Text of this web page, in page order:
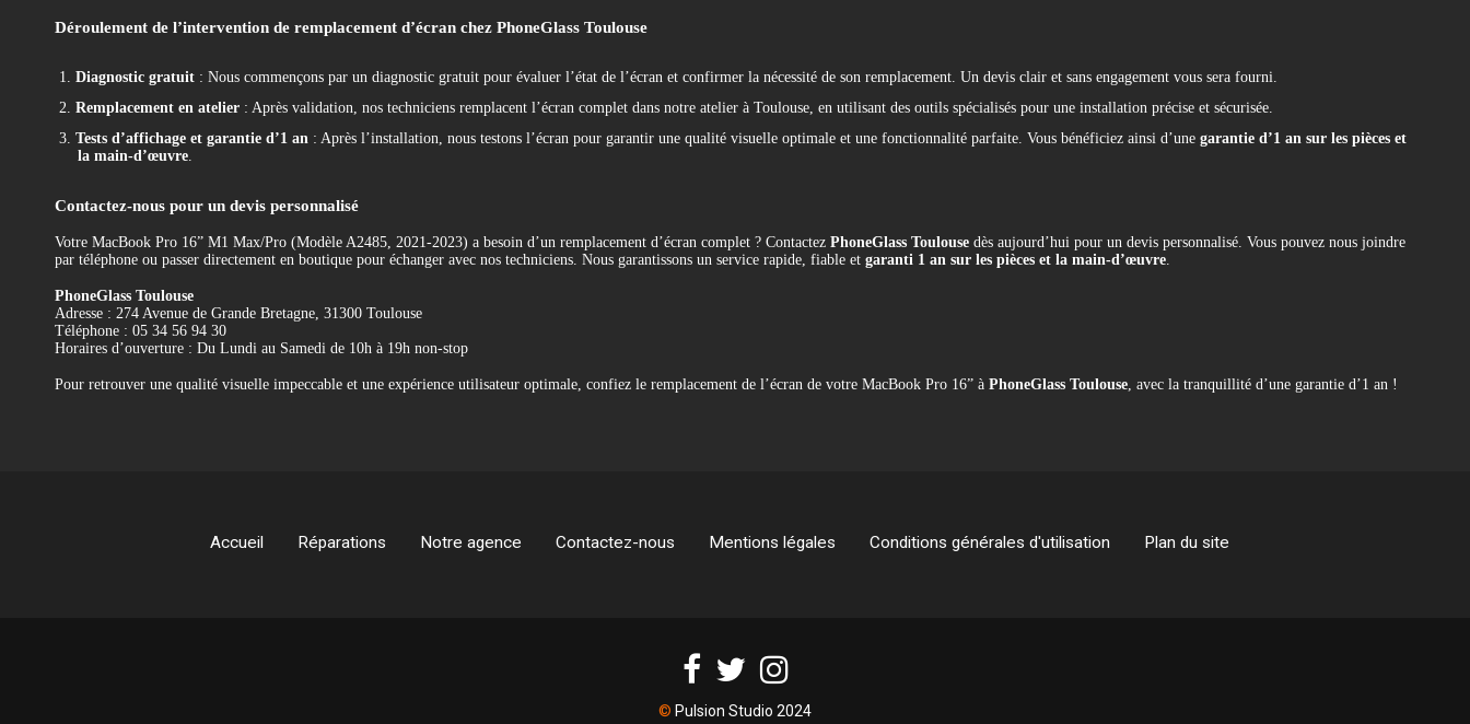
Déroulement de l’intervention de remplacement d’écran chez PhoneGlass Toulouse
1. Diagnostic gratuit : Nous commençons par un diagnostic gratuit pour évaluer l’état de l’écran et confirmer la nécessité de son remplacement. Un devis clair et sans engagement vous sera fourni.
2. Remplacement en atelier : Après validation, nos techniciens remplacent l’écran complet dans notre atelier à Toulouse, en utilisant des outils spécialisés pour une installation précise et sécurisée.
3. Tests d’affichage et garantie d’1 an : Après l’installation, nous testons l’écran pour garantir une qualité visuelle optimale et une fonctionnalité parfaite. Vous bénéficiez ainsi d’une garantie d’1 an sur les pièces et
la main-d’œuvre.
Contactez-nous pour un devis personnalisé
Votre MacBook Pro 16” M1 Max/Pro (Modèle A2485, 2021-2023) a besoin d’un remplacement d’écran complet ? Contactez PhoneGlass Toulouse dès aujourd’hui pour un devis personnalisé. Vous pouvez nous joindre
par téléphone ou passer directement en boutique pour échanger avec nos techniciens. Nous garantissons un service rapide, fiable et garanti 1 an sur les pièces et la main-d’œuvre.
PhoneGlass Toulouse
Adresse : 274 Avenue de Grande Bretagne, 31300 Toulouse
Téléphone : 05 34 56 94 30
Horaires d’ouverture : Du Lundi au Samedi de 10h à 19h non-stop
Pour retrouver une qualité visuelle impeccable et une expérience utilisateur optimale, confiez le remplacement de l’écran de votre MacBook Pro 16” à PhoneGlass Toulouse, avec la tranquillité d’une garantie d’1 an !
Accueil Réparations Notre agence Contactez-nous Mentions légales Conditions générales d'utilisation Plan du site
© Pulsion Studio 2024